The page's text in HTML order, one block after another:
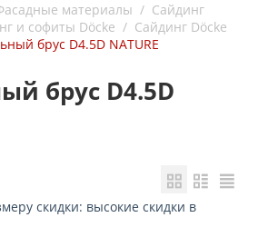
материалы / Сайдинг
и софиты Döcke / Сайдинг Döcke
брус D4.5D NATURE
брус D4.5D
скидки: высокие скидки в